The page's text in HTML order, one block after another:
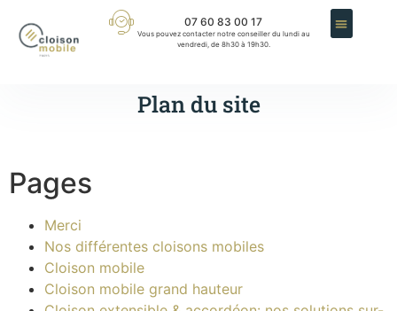
07 60 83 00 17
Vous pouvez contacter notre conseiller du lundi au
vendredi, de 8h30 à 19h30.
Plan du site
Pages
Merci
Nos différentes cloisons mobiles
Cloison mobile
Cloison mobile grand hauteur